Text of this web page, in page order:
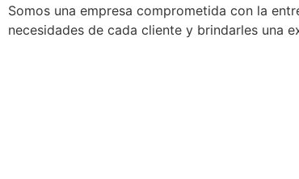
Somos una empresa comprometida con la
necesidades de cada cliente y brindarles una